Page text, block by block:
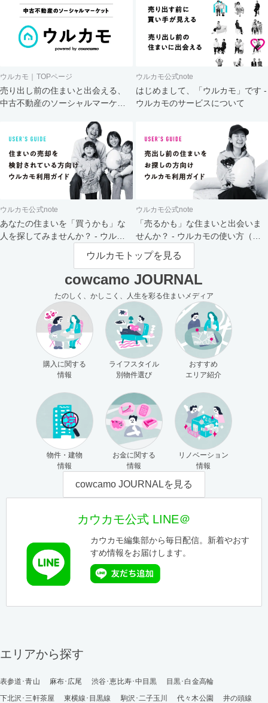
ウルカモ｜TOPページ
売り出し前の住まいと出会える、
中古不動産のソーシャルマーケッ
ウルカモ公式note
はじめまして、「ウルカモ」です -
ウルカモのサービスについて
ウルカモ公式note
あなたの住まいを「買うかも」な
人を探してみませんか？ - ウルカ
ウルカモ公式note
「売るかも」な住まいと出会いま
せんか？ - ウルカモの使い方（買
主さま向け）
ウルカモトップを見る
cowcamo JOURNAL
たのしく、かしこく、人生を彩る住まいメディア
購入に関する
情報
ライフスタイル
別物件選び
おすすめ
エリア紹介
物件・建物
情報
お金に関する
情報
リノベーション
情報
cowcamo JOURNALを見る
カウカモ公式 LINE＠
カウカモ編集部から毎日配信。新着やおす
すめ情報をお届けします。
エリアから探す
表参道･青山 麻布･広尾 渋谷･恵比寿･中目黒
目黒･白金高輪
下北沢･三軒茶屋
東横線･目黒線 駒沢･二子玉川 代々木公園
井の頭線